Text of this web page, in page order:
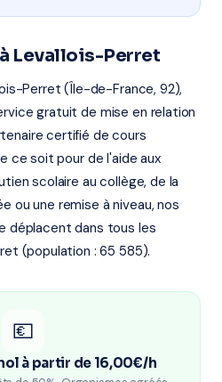
Levallois-Perret
Perret (Île-de-France, 92),
gratuit de mise en relation
certifié de cours
ce soit pour de l'aide aux
scolaire au collège, de la
ou une remise à niveau, nos
déplacent dans tous les
(population : 65 585).
💶
à partir de 16,00€/h